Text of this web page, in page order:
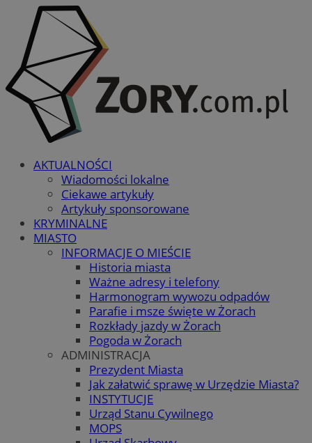
AKTUALNOŚCI
Wiadomości lokalne
Ciekawe artykuły
Artykuły sponsorowane
KRYMINALNE
MIASTO
INFORMACJE O MIEŚCIE
Historia miasta
Ważne adresy i telefony
Harmonogram wywozu odpadów
Parafie i msze święte w Żorach
Rozkłady jazdy w Żorach
Pogoda w Żorach
ADMINISTRACJA
Prezydent Miasta
Jak załatwić sprawę w Urzędzie Miasta?
INSTYTUCJE
Urząd Stanu Cywilnego
MOPS